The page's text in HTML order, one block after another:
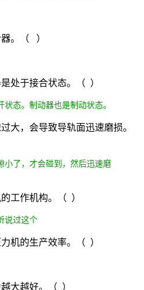
。（ ）
处于接合状态。（ ）
态。制动器也是制动状态。
大，会导致导轨面迅速磨损。
小了，才会碰到，然后迅速磨
工作机构。（ ）
说过这个
机的生产效率。（ ）
大越好。（ ）